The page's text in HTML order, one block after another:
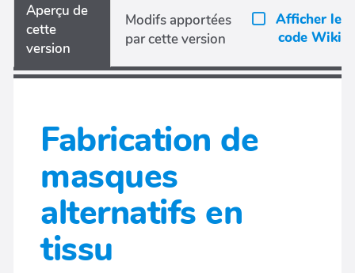
Aperçu de
cette
version
Modifs apportées
par cette version
Afficher le
code Wiki
Fabrication de
masques
alternatifs en
tissu